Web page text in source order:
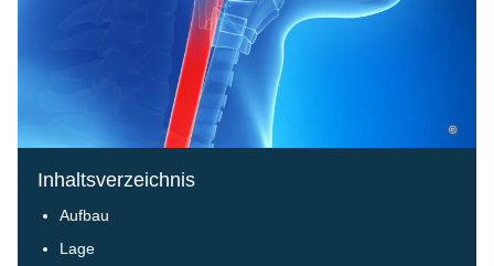
©
Inhaltsverzeichnis
Aufbau
Lage